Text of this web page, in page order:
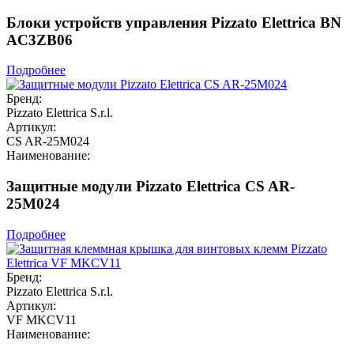
Блоки устройств управления Pizzato Elettrica BN
AC3ZB06
Подробнее
Бренд:
Pizzato Elettrica S.r.l.
Артикул:
CS AR-25M024
Наименование:
Защитные модули Pizzato Elettrica CS AR-
25M024
Подробнее
Бренд:
Pizzato Elettrica S.r.l.
Артикул:
VF MKCV11
Наименование: